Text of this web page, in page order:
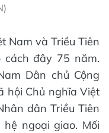
Nam và Triều Tiên
đây 75 năm.
Dân chủ Cộng
hội Chủ nghĩa Việt
dân Triều Tiên
ngoại giao. Mối